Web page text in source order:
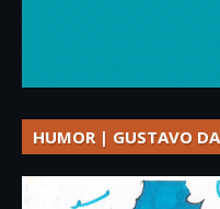
HUMOR | GUSTAVO